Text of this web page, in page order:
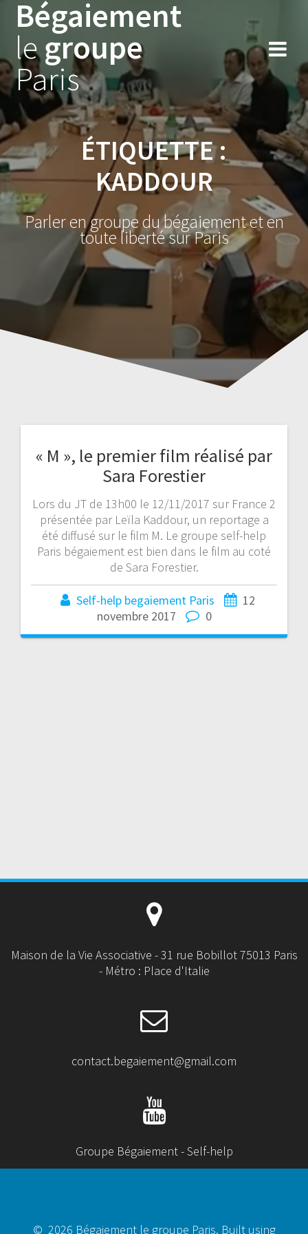
Skip
to
Bégaiement
legroupe
Paris
ÉTIQUETTE :
KADDOUR
Parler en groupe du bégaiement et en
toute liberté sur Paris
« M », le premier film réalisé par
Sara Forestier
Lors du JT de 13h00 le 12/11/2017 sur France 2
présentée par Leïla Kaddour, un reportage a
été diffusé sur le film M. Le groupe self-help
Paris bégaiement est bien dans le film au coté
de Sara Forestier.
Self-help begaiement Paris
12
novembre 2017
0
Maison de la Vie Associative - 31 rue Bobillot 75013 Paris
- Métro : Place d'Italie
contact.begaiement@gmail.com
Groupe Bégaiement - Self-help
© 2026 Bégaiement le groupe Paris. Built using